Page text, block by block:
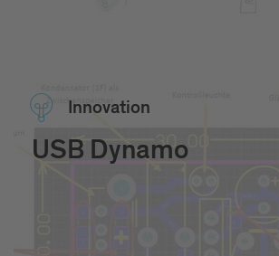
Inno­vation
USB Dynamo